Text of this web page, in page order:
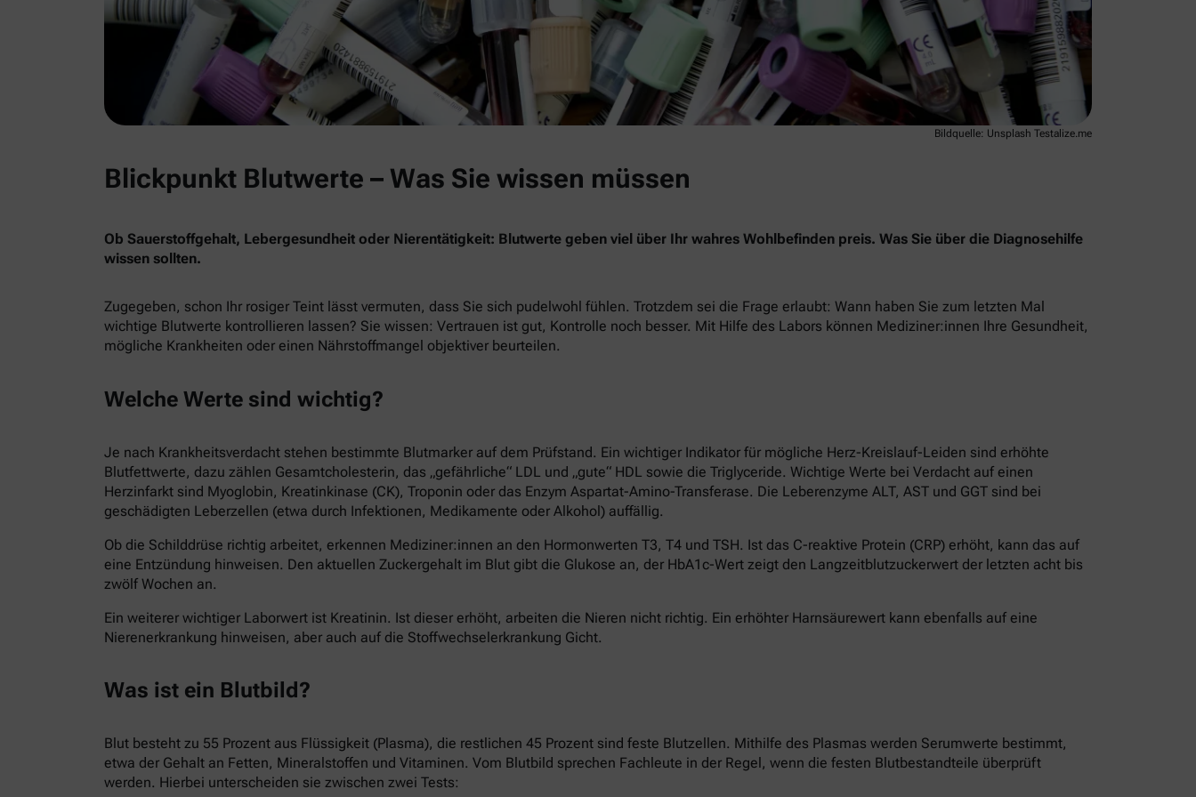
Bildquelle: Unsplash Testalize.me
Blickpunkt Blutwerte – Was Sie wissen müssen
Ob Sauerstoffgehalt, Lebergesundheit oder Nierentätigkeit: Blutwerte geben viel über Ihr wahres Wohlbefinden preis. Was Sie über die Diagnosehilfe
wissen sollten.
Zugegeben, schon Ihr rosiger Teint lässt vermuten, dass Sie sich pudelwohl fühlen. Trotzdem sei die Frage erlaubt: Wann haben Sie zum letzten Mal
wichtige Blutwerte kontrollieren lassen? Sie wissen: Vertrauen ist gut, Kontrolle noch besser. Mit Hilfe des Labors können Mediziner:innen Ihre Gesundheit,
mögliche Krankheiten oder einen Nährstoffmangel objektiver beurteilen.
Welche Werte sind wichtig?
Je nach Krankheitsverdacht stehen bestimmte Blutmarker auf dem Prüfstand. Ein wichtiger Indikator für mögliche Herz-Kreislauf-Leiden sind erhöhte
Blutfettwerte, dazu zählen Gesamtcholesterin, das „gefährliche“ LDL und „gute“ HDL sowie die Triglyceride. Wichtige Werte bei Verdacht auf einen
Herzinfarkt sind Myoglobin, Kreatinkinase (CK), Troponin oder das Enzym Aspartat-Amino-Transferase. Die Leberenzyme ALT, AST und GGT sind bei
geschädigten Leberzellen (etwa durch Infektionen, Medikamente oder Alkohol) auffällig.
Ob die Schilddrüse richtig arbeitet, erkennen Mediziner:innen an den Hormonwerten T3, T4 und TSH. Ist das C-reaktive Protein (CRP) erhöht, kann das auf
eine Entzündung hinweisen. Den aktuellen Zuckergehalt im Blut gibt die Glukose an, der HbA1c-Wert zeigt den Langzeitblutzuckerwert der letzten acht bis
zwölf Wochen an.
Ein weiterer wichtiger Laborwert ist Kreatinin. Ist dieser erhöht, arbeiten die Nieren nicht richtig. Ein erhöhter Harnsäurewert kann ebenfalls auf eine
Nierenerkrankung hinweisen, aber auch auf die Stoffwechselerkrankung Gicht.
Was ist ein Blutbild?
Blut besteht zu 55 Prozent aus Flüssigkeit (Plasma), die restlichen 45 Prozent sind feste Blutzellen. Mithilfe des Plasmas werden Serumwerte bestimmt,
etwa der Gehalt an Fetten, Mineralstoffen und Vitaminen. Vom Blutbild sprechen Fachleute in der Regel, wenn die festen Blutbestandteile überprüft
werden. Hierbei unterscheiden sie zwischen zwei Tests: